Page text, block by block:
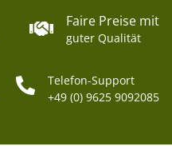
Faire Preise mit
guter Qualität
Telefon-Support
+49 (0) 9625 9092085